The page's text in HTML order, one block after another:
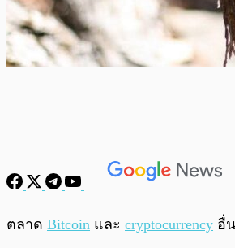
พร้อมเล่น
ตลาด Bitcoin และ cryptocurrency อื่